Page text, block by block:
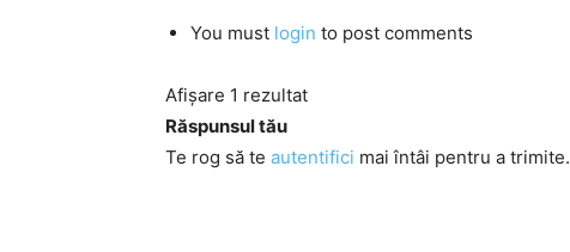
You must login to post comments
Afișare 1 rezultat
Răspunsul tău
Te rog să te autentifici mai întâi pentru a trimite.